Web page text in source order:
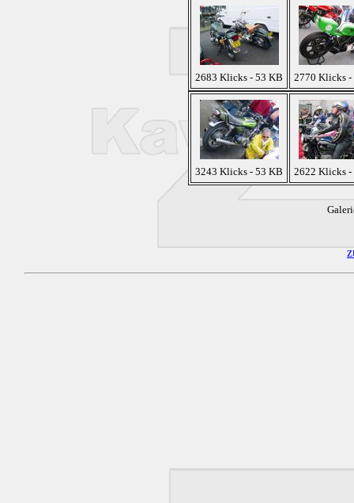
2683 Klicks - 53 KB 2770 Klicks -
3243 Klicks - 53 KB 2622 Klicks -